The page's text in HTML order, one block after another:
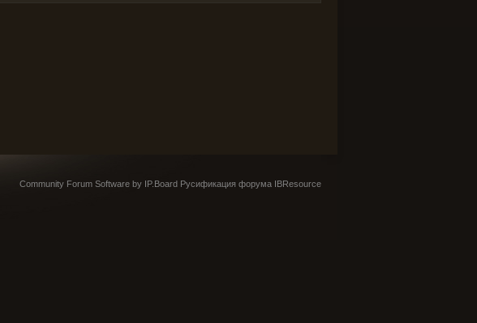
Community Forum Software by IP.Board Русификация форума IBResource